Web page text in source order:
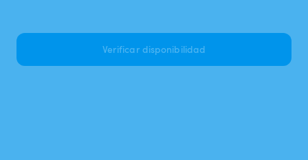
Verificar disponibilidad